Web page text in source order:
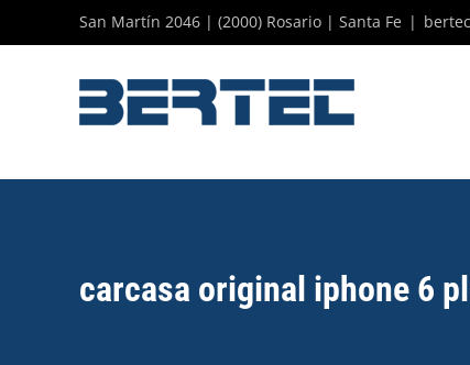
to
San Martín 2046 | (2000) Rosario | Santa Fe |
carcasa original iphone 6